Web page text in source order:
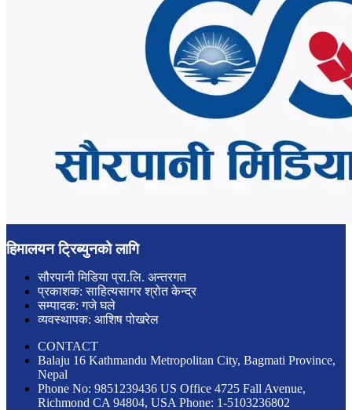
हिमालयन ट्रिब्युनको लागि
सौरपानी मिडिया प्रा.लि. अन्तरगत
प्रकाशक: साहित्यसागर श्रोत केन्द्र
सम्पादक: गजे घले
व्यवस्थापक: आशिष पोखरेल
CONTACT
Balaju 16 Kathmandu Metropolitan City, Bagmati Province,
Nepal
Phone No: 9851239436 US Office 4725 Fall Avenue,
Richmond CA 94804, USA Phone: 1-5103236802